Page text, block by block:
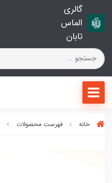
گالری
الماس
تابان
خانه فهرست محصولات